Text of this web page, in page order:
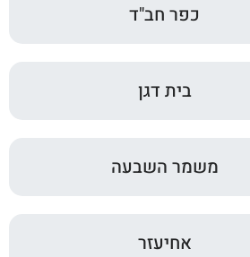
כפר חב"ד
בית דגן
משמר השבעה
אחיעזר